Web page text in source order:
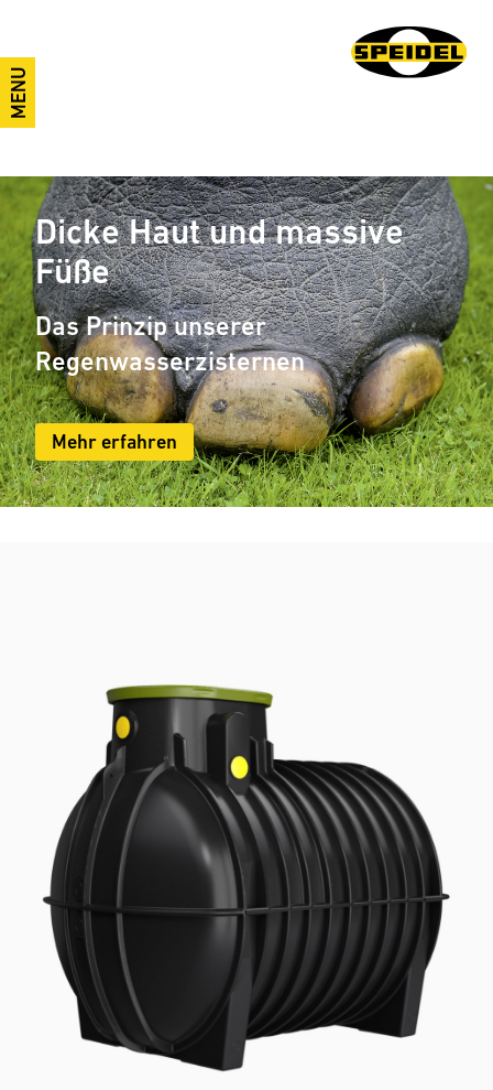
MENU
Dicke Haut und massive
Füße
Das Prinzip unserer
Regenwasserzisternen
Mehr erfahren